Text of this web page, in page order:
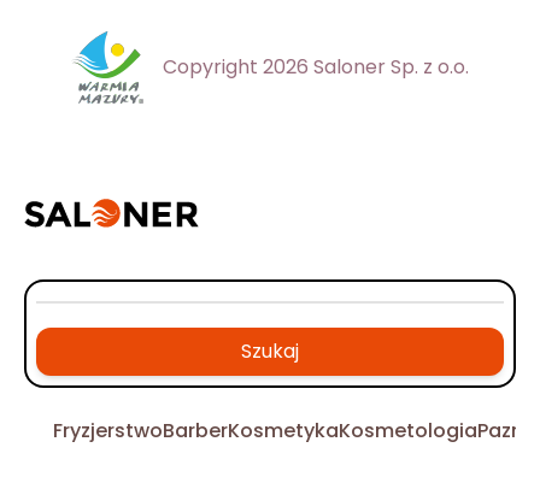
Copyright 2026 Saloner Sp. z o.o.
Szukaj
FryzjerstwoBarberKosmetykaKosmetologia